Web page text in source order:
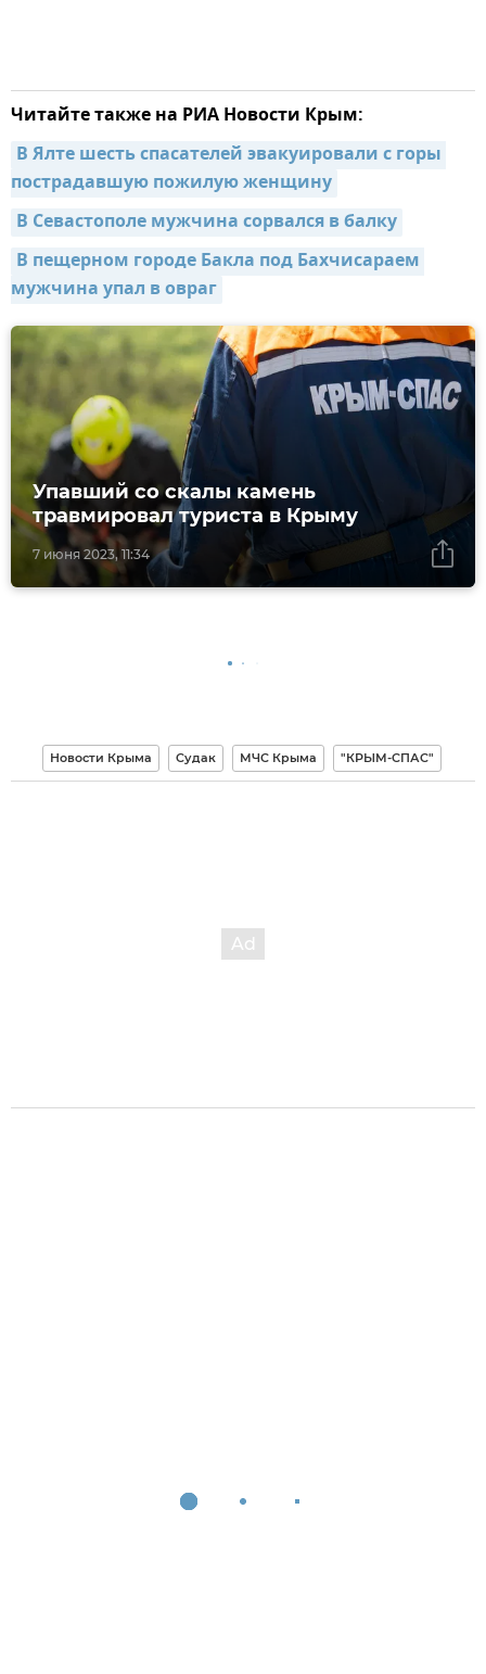
Читайте также на РИА Новости Крым:
В Ялте шесть спасателей эвакуировали с горы
пострадавшую пожилую женщину
В Севастополе мужчина сорвался в балку
В пещерном городе Бакла под Бахчисараем
мужчина упал в овраг
7 июня 2023, 11:34
Упавший со скалы камень
травмировал туриста в Крыму
Новости Крыма Судак МЧС Крыма "КРЫМ-СПАС"